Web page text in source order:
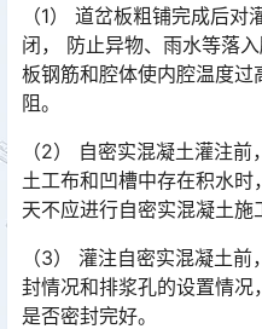
（1） 道岔板粗铺完成后
闭， 防止异物、雨水等落
板钢筋和腔体使内腔温度
阻。󠅅󠅃󠄵󠅂󠄪󠇖󠆨󠆨󠇕󠆞󠆒󠅬󠇘󠆭󠆘󠇙󠆝󠅵󠇗󠆭󠆁󠄐󠇗󠅹󠅸󠇖󠆍󠅳󠇖󠅹󠅰󠇖󠆌󠅹
（2） 自密实混凝土灌注
土工布和凹槽中存在积水
天不应进行自密实混凝土施
（3） 灌注自密实混凝土
封情况和排浆孔的设置情
是否密封完好。